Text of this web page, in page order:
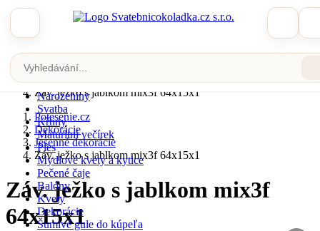
Zobrazit katalog
Potesenie.cz
Dekorácie
Jesenné dekorácie
Záv. ježko s jablkom mix3f 64x15x1
Velikonoce
Narozeniny
Svatba
Křtiny
Maturitní večírek
Ples
Mydlové kvety a kytice
Pečené čaje
Balóny
Kvety
Dekorácie
Šumivé gule do kúpeľa
Potesenie.cz
Dekorácie
Jesenné dekorácie
Záv. ježko s jablkom mix3f 64x15x1
Záv. ježko s jablkom mix3f
64x15x1